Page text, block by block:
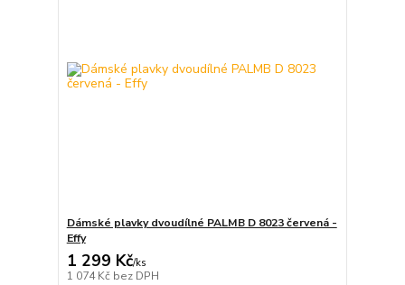
Dámské plavky dvoudílné PALMB D 8023 červená -
Effy
1 299 Kč/ks
1 074 Kč bez DPH